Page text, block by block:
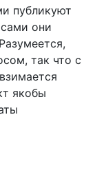
публикуют
они
так что с
якобы